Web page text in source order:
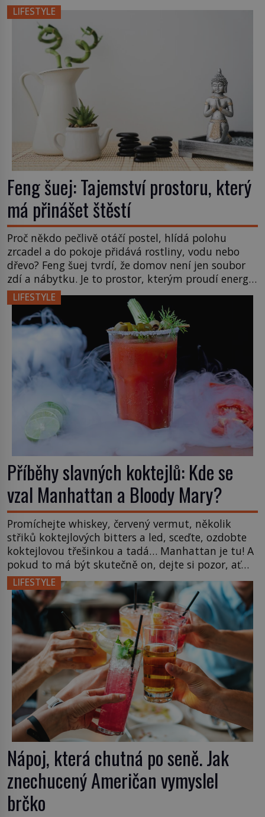
LIFESTYLE
Feng šuej: Tajemství prostoru, který
má přinášet štěstí
Proč někdo pečlivě otáčí postel, hlídá polohu
zrcadel a do pokoje přidává rostliny, vodu nebo
dřevo? Feng šuej tvrdí, že domov není jen soubor
zdí a nábytku. Je to prostor, kterým proudí energie
čchi a jeho uspořádání může ovlivňovat, jak se v
něm člověk cítí. Feng šuej má kořeny ve staré Číně
a jeho historie […]
LIFESTYLE
Příběhy slavných koktejlů: Kde se
vzal Manhattan a Bloody Mary?
Promíchejte whiskey, červený vermut, několik
střiků koktejlových bitters a led, sceďte, ozdobte
koktejlovou třešinkou a tadá… Manhattan je tu! A
pokud to má být skutečně on, dejte si pozor, ať
místo klasické americké rye whiskey či klidně
bourbonu nepoužijete skotskou whisku. Co se
stane? Inu, koktejl bude stále skvělý, ale už to
nebude Manhattan ale […]
LIFESTYLE
Nápoj, která chutná po seně. Jak
znechucený Američan vymyslel
brčko